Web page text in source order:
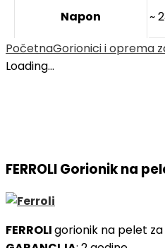
Napon
~
PočetnaGorionici i oprema
Loading...
FERROLI Gorionik na
FERROLIgorionik na pelet